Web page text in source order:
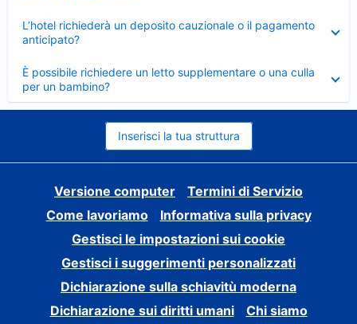
L’hotel richiederà un deposito cauzionale o il pagamento
anticipato?
chiuso
È possibile richiedere un letto supplementare o una culla
per un bambino?
Elemento
chiuso
Inserisci la tua struttura
Versione computer
Termini di Servizio
Come lavoriamo
Informativa sulla privacy
Gestisci le impostazioni sui cookie
Gestisci i suggerimenti personalizzati
Dichiarazione sulla schiavitù moderna
Dichiarazione sui diritti umani
Chi siamo